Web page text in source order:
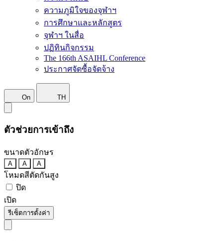
ความภูมิใจของจุฬาฯ
การศึกษาและหลักสูตร
จุฬาฯ ในสื่อ
ปฏิทินกิจกรรม
The 166th ASAIHL Conference
ประกาศจัดซื้อจัดจ้าง
On TH
ตัวช่วยการเข้าถึง
ขนาดตัวอักษร
A A A
โหมดสีตัดกันสูง
ปิด
เปิด
รีเซ็ตการตั้งค่า